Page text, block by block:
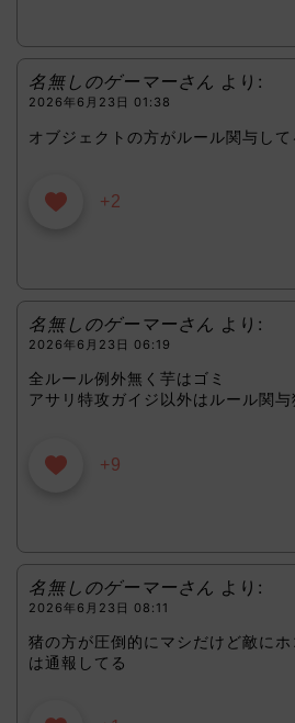
名無しのゲーマーさん より:
2026年6月23日 01:38
オブジェクトの方がルール関与して
+2
名無しのゲーマーさん より:
2026年6月23日 06:19
全ルール例外無く芋はゴミ
アサリ特攻ガイジ以外はルール関
+9
名無しのゲーマーさん より:
2026年6月23日 08:11
猪の方が圧倒的にマシだけど敵に
は通報してる